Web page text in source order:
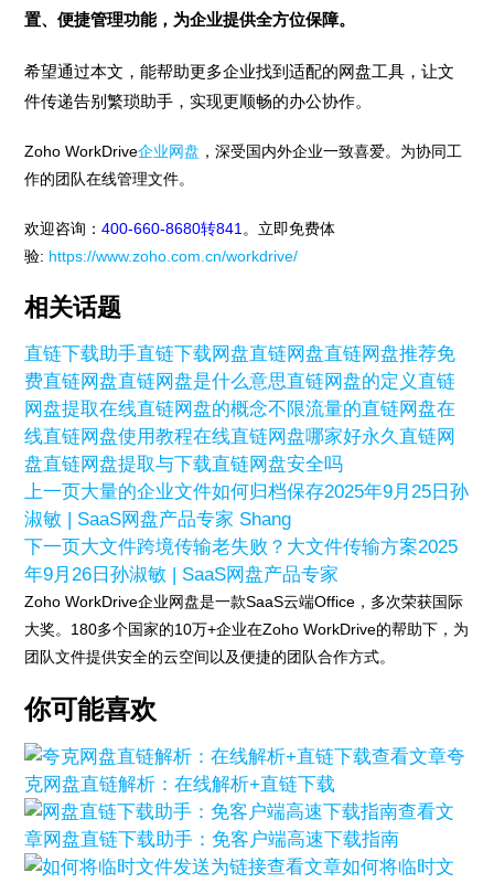
置、便捷管理功能，为企业提供全方位保障。
希望通过本文，能帮助更多企业找到适配的网盘工具，让文
件传递告别繁琐助手，实现更顺畅的办公协作。
Zoho WorkDrive企业网盘 ，深受国内外企业一致喜爱。为协同工
作的团队在线管理文件。
欢迎咨询：400-660-8680转841 。立即免费体
验: https://www.zoho.com.cn/workdrive/
相关话题
直链下载助手直链下载网盘直链网盘直链网盘推荐免
费直链网盘直链网盘是什么意思直链网盘的定义 直链
网盘提取在线直链网盘的概念不限流量的直链网盘在
线直链网盘使用教程在线直链网盘哪家好永久直链网
盘直链网盘提取与下载直链网盘安全吗
上一页大量的企业文件如何归档保存2025年9月25日孙
淑敏 | SaaS网盘产品专家 Shang
下一页大文件跨境传输老失败？大文件传输方案2025
年9月26日孙淑敏 | SaaS网盘产品专家
Zoho WorkDrive企业网盘是一款SaaS云端Office，多次荣获国际
大奖。180多个国家的10万+企业在Zoho WorkDrive的帮助下，为
团队文件提供安全的云空间以及便捷的团队合作方式。
你可能喜欢
查看文章夸
克网盘直链解析：在线解析+直链下载
查看文
章网盘直链下载助手：免客户端高速下载指南
查看文章如何将临时文